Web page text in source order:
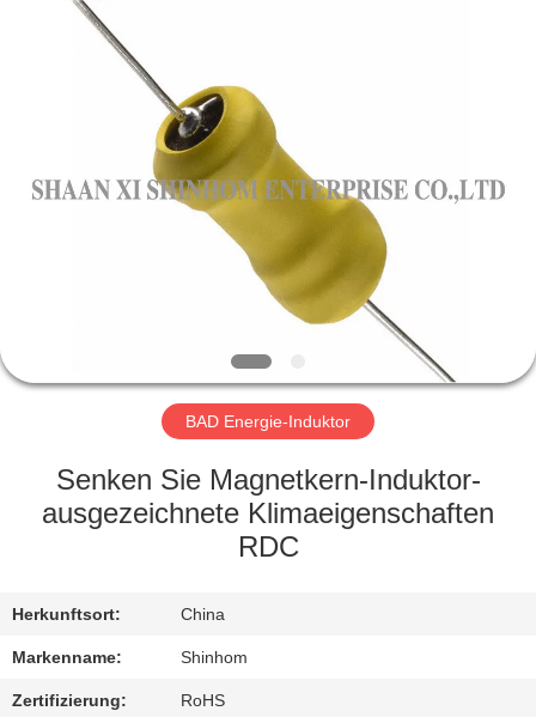
PRODUKTE
ÜBER
UNS
WERKSBESICHTIGUNG
QUALITÄTSKONTROLLE
KONTAKTIEREN
SIE
UNS
BAD Energie-Induktor
Senken Sie Magnetkern-Induktor-
ausgezeichnete Klimaeigenschaften
RDC
Herkunftsort: China
Markenname: Shinhom
Zertifizierung: RoHS